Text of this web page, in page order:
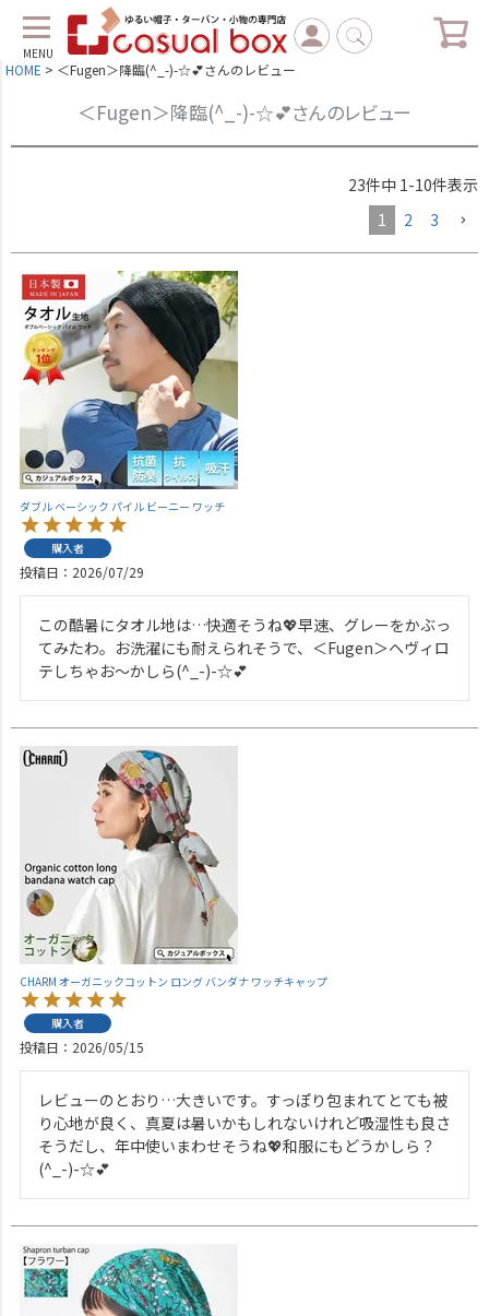
MENU
HOME ＜Fugen＞降臨(^_-)-☆💕さんのレビュー
＜Fugen＞降臨(^_-)-☆💕さんのレビュー
23件中 1-10件表示
1
2 3
ダブル ベーシック パイル ビーニー ワッチ
購入者
投稿日 2026/07/29
この酷暑にタオル地は…快適そうね💖早速、グレーをかぶっ
てみたわ。お洗濯にも耐えられそうで、＜Fugen＞ヘヴィロ
テしちゃお～かしら(^_-)-☆💕
CHARM オーガニックコットン ロング バンダナ ワッチキャップ
購入者
投稿日 2026/05/15
レビューのとおり…大きいです。すっぽり包まれてとても被
り心地が良く、真夏は暑いかもしれないけれど吸湿性も良さ
そうだし、年中使いまわせそうね💖和服にもどうかしら？
(^_-)-☆💕